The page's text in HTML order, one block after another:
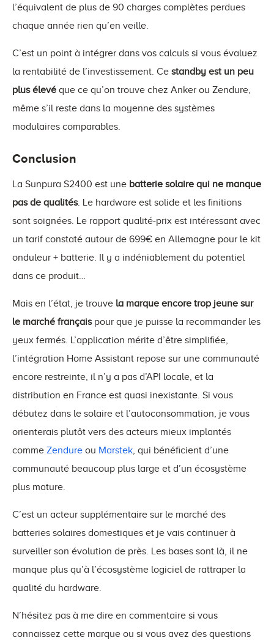
l’équivalent de plus de 90 charges complètes perdues
chaque année rien qu’en veille.
C’est un point à intégrer dans vos calculs si vous évaluez
la rentabilité de l’investissement. Ce standby est un peu
plus élevé que ce qu’on trouve chez Anker ou Zendure,
même s’il reste dans la moyenne des systèmes
modulaires comparables.
Conclusion
La Sunpura S2400 est une batterie solaire qui ne manque
pas de qualités. Le hardware est solide et les finitions
sont soignées. Le rapport qualité-prix est intéressant avec
un tarif constaté autour de 699€ en Allemagne pour le kit
onduleur + batterie. Il y a indéniablement du potentiel
dans ce produit…
Mais en l’état, je trouve la marque encore trop jeune sur
le marché françaispour que je puisse la recommander les
yeux fermés. L’application mérite d’être simplifiée,
l’intégration Home Assistant repose sur une communauté
encore restreinte, il n’y a pas d’API locale, et la
distribution en France est quasi inexistante. Si vous
débutez dans le solaire et l’autoconsommation, je vous
orienterais plutôt vers des acteurs mieux implantés
comme Zendure ou Marstek, qui bénéficient d’une
communauté beaucoup plus large et d’un écosystème
plus mature.
C’est un acteur supplémentaire sur le marché des
batteries solaires domestiques et je vais continuer à
surveiller son évolution de près. Les bases sont là, il ne
manque plus qu’à l’écosystème logiciel de rattraper la
qualité du hardware.
N’hésitez pas à me dire en commentaire si vous
connaissez cette marque ou si vous avez des questions